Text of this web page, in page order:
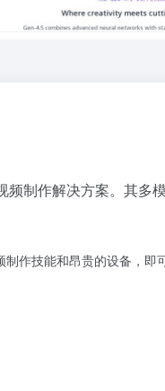
制作解决方案。其多
作技能和昂贵的设备，即